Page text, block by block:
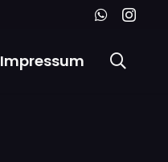
Impressum